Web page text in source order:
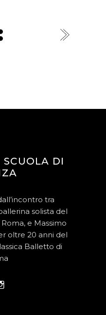
SCUOLA DI
tra
solista del
e Massimo
oltre 20 anni del
Balletto di